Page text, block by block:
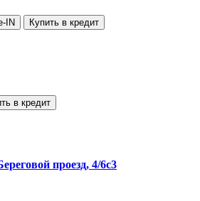
IN Купить в кредит
Купить в кредит
проезд, 4/6с3